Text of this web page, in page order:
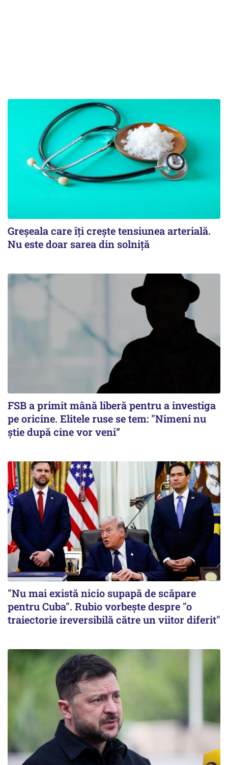
Greșeala care îți crește tensiunea arterială.
Nu este doar sarea din solniță
FSB a primit mână liberă pentru a investiga
pe oricine. Elitele ruse se tem: "Nimeni nu
știe după cine vor veni”
"Nu mai există nicio supapă de scăpare
pentru Cuba". Rubio vorbește despre "o
traiectorie ireversibilă către un viitor diferit"